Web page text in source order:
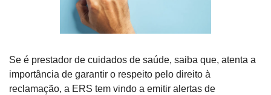
Se é prestador de cuidados de saúde, saiba que, atenta a
importância de garantir o respeito pelo direito à
reclamação, a ERS tem vindo a emitir alertas de